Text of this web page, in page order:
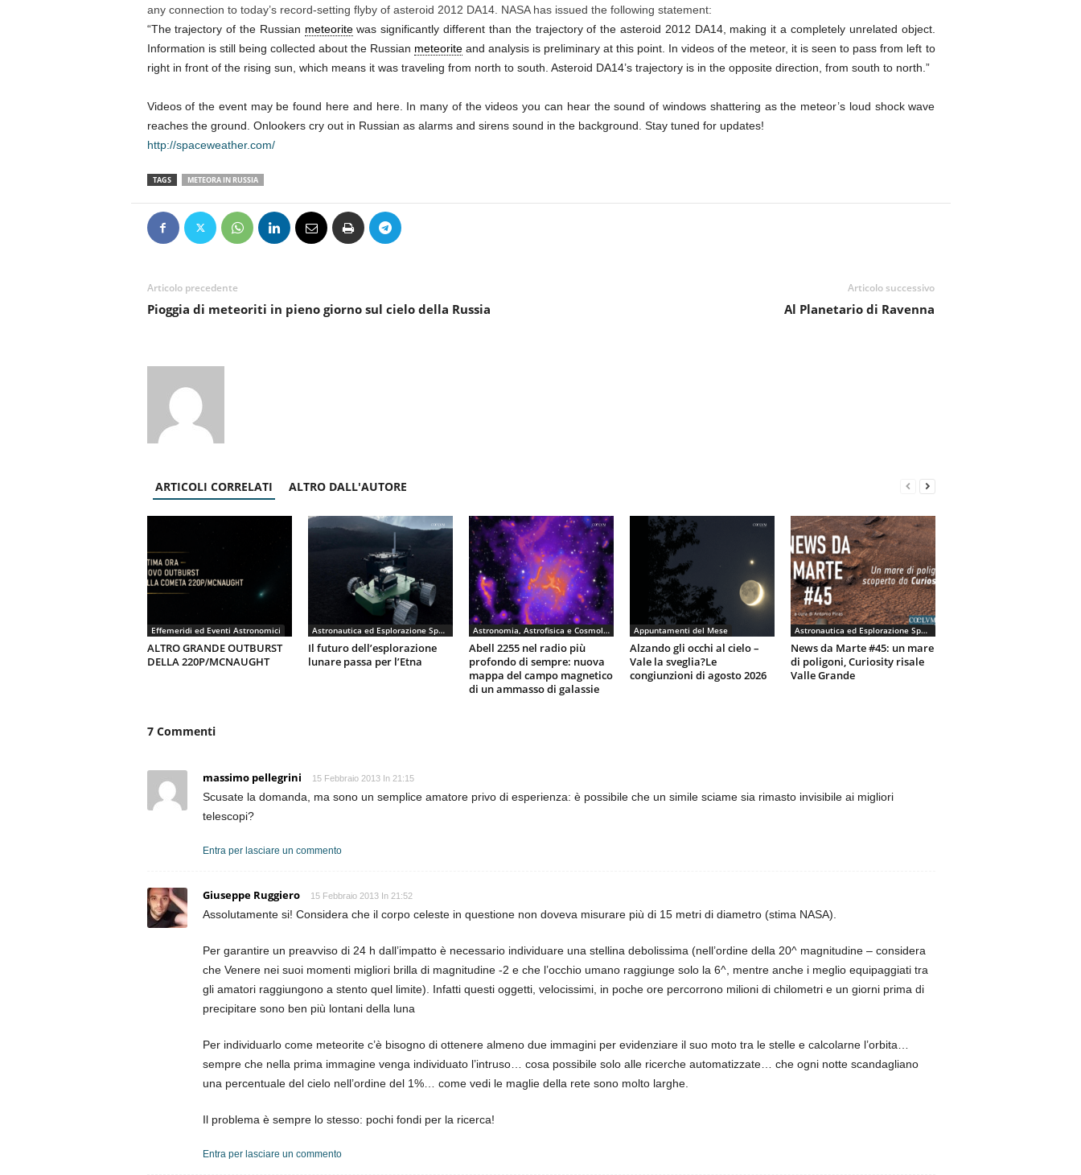
any connection to today’s record-setting flyby of asteroid 2012 DA14. NASA has issued the following statement:
“The trajectory of the Russian meteoritewas significantly different than the trajectory of the asteroid 2012 DA14, making it a completely unrelated object.
Information is still being collected about the Russian meteoriteand analysis is preliminary at this point. In videos of the meteor, it is seen to pass from left to
right in front of the rising sun, which means it was traveling from north to south. Asteroid DA14’s trajectory is in the opposite direction, from south to north.”
Videos of the event may be found here and here. In many of the videos you can hear the sound of windows shattering as the meteor’s loud shock wave
reaches the ground. Onlookers cry out in Russian as alarms and sirens sound in the background. Stay tuned for updates!
http://spaceweather.com/
TAGS METEORA IN RUSSIA
Articolo precedente
Pioggia di meteoriti in pieno giorno sul cielo della Russia
Articolo successivo
Al Planetario di Ravenna
ARTICOLI CORRELATI ALTRO DALL'AUTORE
Effemeridi ed Eventi Astronomici
ALTRO GRANDE OUTBURST
DELLA 220P/MCNAUGHT
Astronautica ed Esplorazione Spaziale
Il futuro dell’esplorazione
lunare passa per l’Etna
Astronomia, Astrofisica e Cosmologia
Abell 2255 nel radio più
profondo di sempre: nuova
mappa del campo magnetico
di un ammasso di galassie
Appuntamenti del Mese
Alzando gli occhi al cielo –
Vale la sveglia?Le
congiunzioni di agosto 2026
Astronautica ed Esplorazione Spaziale
News da Marte #45: un mare
di poligoni, Curiosity risale
Valle Grande
7 Commenti
massimo pellegrini 15 Febbraio 2013 In 21:15
Scusate la domanda, ma sono un semplice amatore privo di esperienza: è possibile che un simile sciame sia rimasto invisibile ai migliori
telescopi?
Entra per lasciare un commento
Giuseppe Ruggiero 15 Febbraio 2013 In 21:52
Assolutamente si! Considera che il corpo celeste in questione non doveva misurare più di 15 metri di diametro (stima NASA).
Per garantire un preavviso di 24 h dall’impatto è necessario individuare una stellina debolissima (nell’ordine della 20^ magnitudine – considera
che Venere nei suoi momenti migliori brilla di magnitudine -2 e che l’occhio umano raggiunge solo la 6^, mentre anche i meglio equipaggiati tra
gli amatori raggiungono a stento quel limite). Infatti questi oggetti, velocissimi, in poche ore percorrono milioni di chilometri e un giorni prima di
precipitare sono ben più lontani della luna
Per individuarlo come meteorite c’è bisogno di ottenere almeno due immagini per evidenziare il suo moto tra le stelle e calcolarne l’orbita…
sempre che nella prima immagine venga individuato l’intruso… cosa possibile solo alle ricerche automatizzate… che ogni notte scandagliano
una percentuale del cielo nell’ordine del 1%… come vedi le maglie della rete sono molto larghe.
Il problema è sempre lo stesso: pochi fondi per la ricerca!
Entra per lasciare un commento